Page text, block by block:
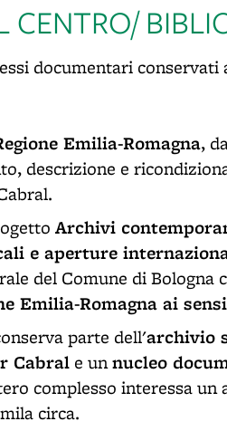
CENTRO/
documentari conservati
Emilia-Romagna,
descrizione e
Archivi
e aperture
del Comune di Bologna
Emilia-Romagna ai
parte dell'archivio
Cabral e unnucleo
complesso interessa un
circa.